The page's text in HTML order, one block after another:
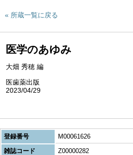
所蔵一覧に戻る
医学のあゆみ
大畑 秀穂 編
医歯薬出版
2023/04/29
登録番号
M00061626
雑誌コード
Z00000282